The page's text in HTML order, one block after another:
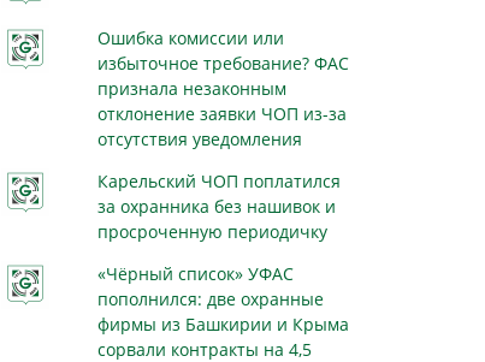
Ошибка комиссии или
избыточное требование? ФАС
признала незаконным
отклонение заявки ЧОП из-за
отсутствия уведомления
Карельский ЧОП поплатился
за охранника без нашивок и
просроченную периодичку
«Чёрный список» УФАС
пополнился: две охранные
фирмы из Башкирии и Крыма
сорвали контракты на 4,5